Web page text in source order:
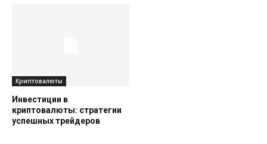
Криптовалюты
Инвестиции в
криптовалюты: стратегии
успешных трейдеров